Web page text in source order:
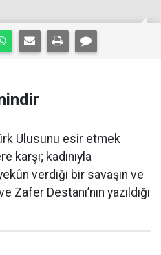
Ulusunu esir etmek
karşı; kadınıyla
verdiği bir savaşın ve
Zafer Destanı’nın yazıldığı